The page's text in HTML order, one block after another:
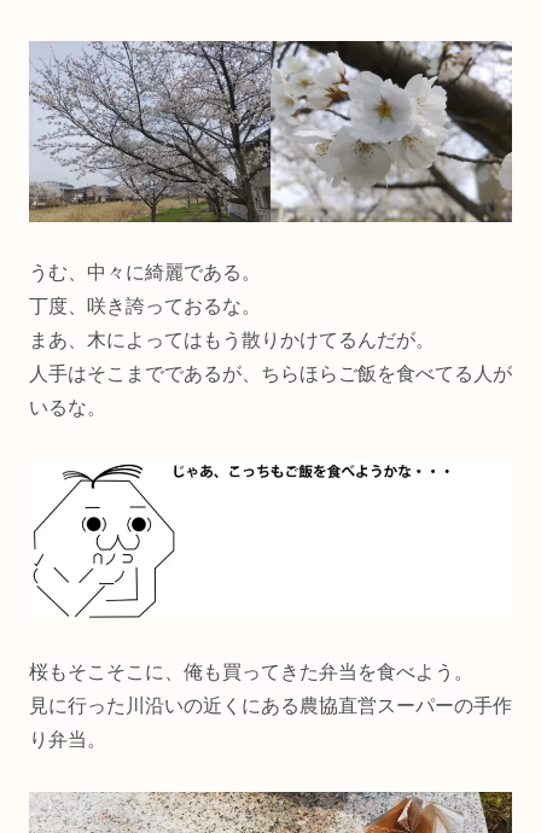
うむ、中々に綺麗である。
丁度、咲き誇っておるな。
まあ、木によってはもう散りかけてるんだが。
人手はそこまでであるが、ちらほらご飯を食べてる人が
いるな。
桜もそこそこに、俺も買ってきた弁当を食べよう。
見に行った川沿いの近くにある農協直営スーパーの手作
り弁当。